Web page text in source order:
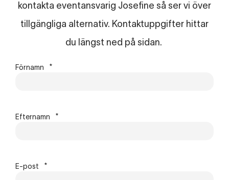
kontakta eventansvarig Josefine så ser vi över
tillgängliga alternativ. Kontaktuppgifter hittar
du längst ned på sidan.
Förnamn *
Efternamn *
E-post *